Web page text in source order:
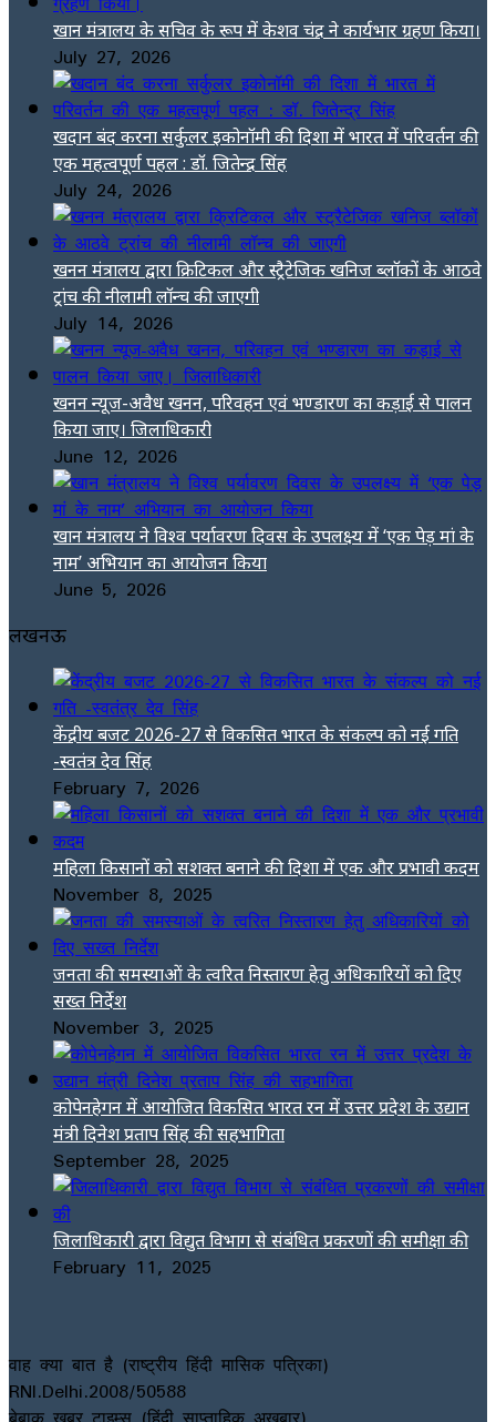
खान मंत्रालय के सचिव के रूप में केशव चंद्र ने कार्यभार ग्रहण किया।
July 27, 2026
खदान बंद करना सर्कुलर इकोनॉमी की दिशा में भारत में परिवर्तन की
एक महत्वपूर्ण पहल : डॉ. जितेन्द्र सिंह
July 24, 2026
खनन मंत्रालय द्वारा क्रिटिकल और स्ट्रैटेजिक खनिज ब्लॉकों के आठवे
ट्रांच की नीलामी लॉन्च की जाएगी
July 14, 2026
खनन न्यूज-अवैध खनन, परिवहन एवं भण्डारण का कड़ाई से पालन
किया जाए। जिलाधिकारी
June 12, 2026
खान मंत्रालय ने विश्व पर्यावरण दिवस के उपलक्ष्य में ‘एक पेड़ मां के
नाम’ अभियान का आयोजन किया
June 5, 2026
लखनऊ
केंद्रीय बजट 2026-27 से विकसित भारत के संकल्प को नई गति
-स्वतंत्र देव सिंह
February 7, 2026
महिला किसानों को सशक्त बनाने की दिशा में एक और प्रभावी कदम
November 8, 2025
जनता की समस्याओं के त्वरित निस्तारण हेतु अधिकारियों को दिए
सख्त निर्देश
November 3, 2025
कोपेनहेगन में आयोजित विकसित भारत रन में उत्तर प्रदेश के उद्यान
मंत्री दिनेश प्रताप सिंह की सहभागिता
September 28, 2025
जिलाधिकारी द्वारा विद्युत विभाग से संबंधित प्रकरणों की समीक्षा की
February 11, 2025
वाह क्या बात है (राष्ट्रीय हिंदी मासिक पत्रिका)
RNI.Delhi.2008/50588